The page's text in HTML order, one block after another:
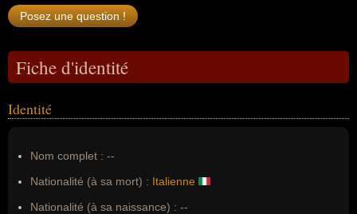
Fiche d'identité
Identité
Nom complet : --
Nationalité (à sa mort) : Italienne
Nationalité (à sa naissance) : --